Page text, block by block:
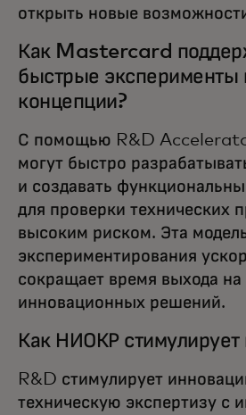
открыть новые
Как Mastercard
быстрые эксперименты
концепции?
С помощью R&D
могут быстро
и создавать
для проверки технических
высоким риском. Эта
экспериментирования
сокращает время выхода
инновационных решений.
Как НИОКР стимулирует
R&D стимулирует
техническую экспертизу с